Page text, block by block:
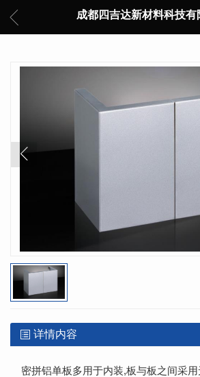
成都四吉达新材料科技有
详情内容
密拼铝单板多用于内装,板与板之间采用